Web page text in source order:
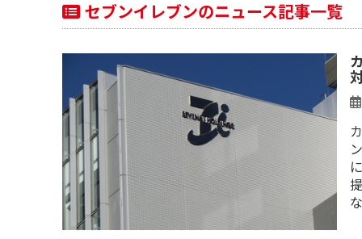
セブンイレブンのニュース記事一覧